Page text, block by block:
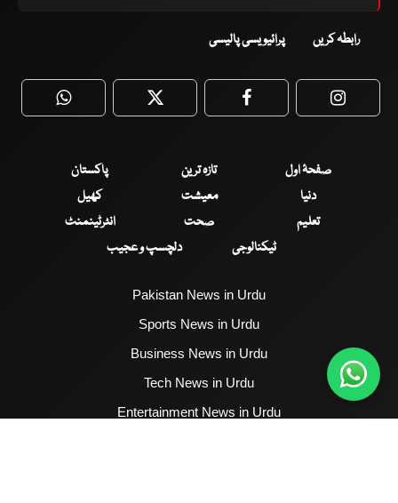
رابطہ کریں پرائیویسی پالیسی
WhatsApp Twitter Facebook
صفحۂ اول تازہ ترین
پاکستان
دنیا
معیشت
کھیل
تعلیم
صحت
انٹرٹینمنٹ
ٹیکنالوجی
دلچسپ و عجیب
Pakistan News in Urdu
Sports News in Urdu
Business News in Urdu
Tech News in Urdu
Entertainment News in Urdu